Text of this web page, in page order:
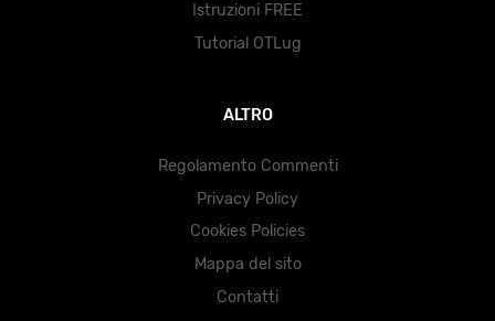
Istruzioni FREE
Tutorial OTLug
ALTRO
Regolamento Commenti
Privacy Policy
Cookies Policies
Mappa del sito
Contatti